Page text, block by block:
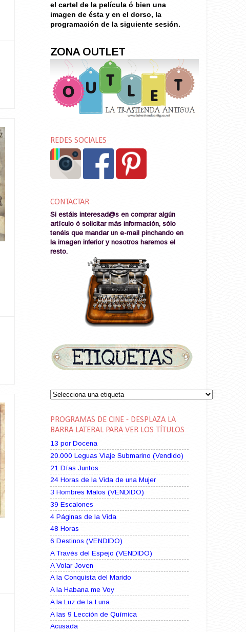
el cartel de la película ó bien una
imagen de ésta y en el dorso, la
programación de la siguiente sesión.
ZONA OUTLET
REDES SOCIALES
CONTACTAR
Si estáis interesad@s en comprar algún
artículo ó solicitar más información, sólo
tenéis que mandar un e-mail pinchando en
la imagen inferior y nosotros haremos el
resto.
PROGRAMAS DE CINE - DESPLAZA LA
BARRA LATERAL PARA VER LOS TÍTULOS
13 por Docena
20.000 Leguas Viaje Submarino (Vendido)
21 Días Juntos
24 Horas de la Vida de una Mujer
3 Hombres Malos (VENDIDO)
39 Escalones
4 Páginas de la Vida
48 Horas
6 Destinos (VENDIDO)
A Través del Espejo (VENDIDO)
A Volar Joven
A la Conquista del Marido
A la Habana me Voy
A la Luz de la Luna
A las 9 Lección de Química
Acusada